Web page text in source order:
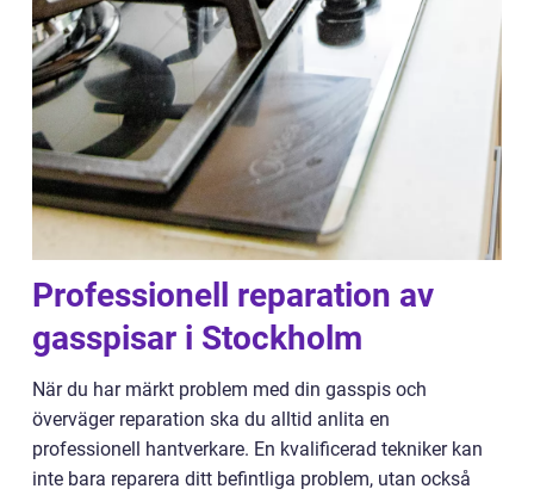
Professionell reparation av
gasspisar i Stockholm
När du har märkt problem med din gasspis och
överväger reparation ska du alltid anlita en
professionell hantverkare. En kvalificerad tekniker kan
inte bara reparera ditt befintliga problem, utan också